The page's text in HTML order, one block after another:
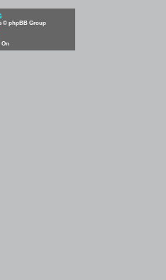
© phpBB Group
On